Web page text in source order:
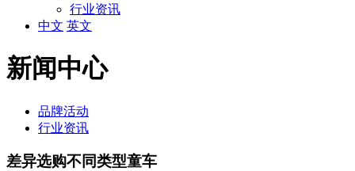
行业资讯
中文 英文
新闻中心
品牌活动
行业资讯
差异选购不同类型童车